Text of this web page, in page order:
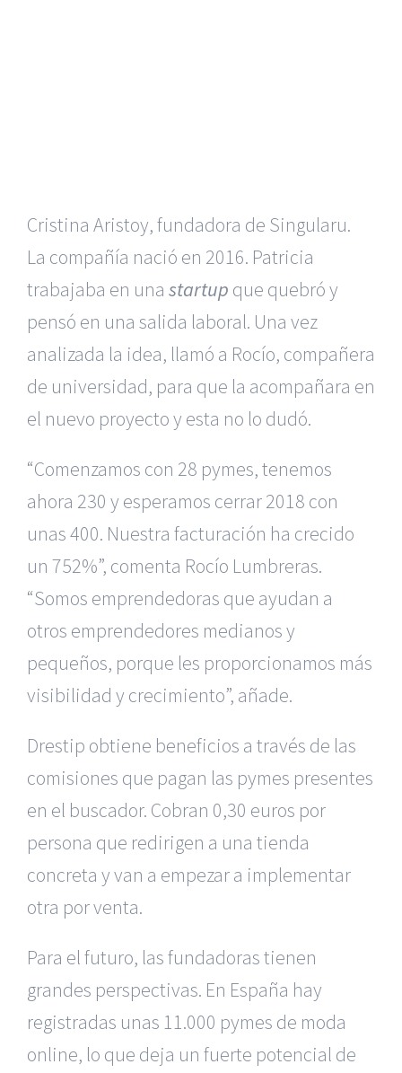
Cristina Aristoy, fundadora de Singularu.
La compañía nació en 2016. Patricia
trabajaba en una startup que quebró y
pensó en una salida laboral. Una vez
analizada la idea, llamó a Rocío, compañera
de universidad, para que la acompañara en
el nuevo proyecto y esta no lo dudó.
“Comenzamos con 28 pymes, tenemos
ahora 230 y esperamos cerrar 2018 con
unas 400. Nuestra facturación ha crecido
un 752%”, comenta Rocío Lumbreras.
“Somos emprendedoras que ayudan a
otros emprendedores medianos y
pequeños, porque les proporcionamos más
visibilidad y crecimiento”, añade.
Drestip obtiene beneficios a través de las
comisiones que pagan las pymes presentes
en el buscador. Cobran 0,30 euros por
persona que redirigen a una tienda
concreta y van a empezar a implementar
otra por venta.
Para el futuro, las fundadoras tienen
grandes perspectivas. En España hay
registradas unas 11.000 pymes de moda
online, lo que deja un fuerte potencial de